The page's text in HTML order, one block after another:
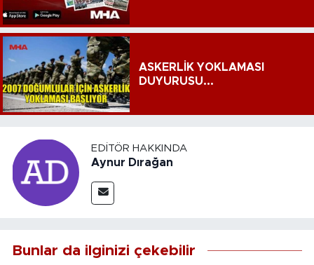
ASKERLİK YOKLAMASI
DUYURUSU...
EDITÖR HAKKINDA
Aynur Dırağan
Bunlar da ilginizi çekebilir